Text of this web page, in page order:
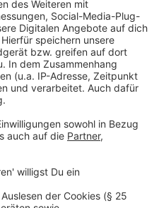
haben eine Stadt als
Natur bevorzugt.
von Verwandten,
auch das Erlebnis
oder Outdoor-
gehören dazu.
Shopping-Aktivitäten
10“.